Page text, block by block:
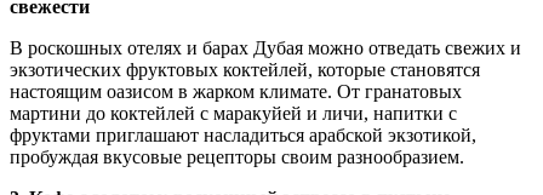
свежести
В роскошных отелях и барах Дубая можно отведать свежих и
экзотических фруктовых коктейлей, которые становятся
настоящим оазисом в жарком климате. От гранатовых
мартини до коктейлей с маракуйей и личи, напитки с
фруктами приглашают насладиться арабской экзотикой,
пробуждая вкусовые рецепторы своим разнообразием.